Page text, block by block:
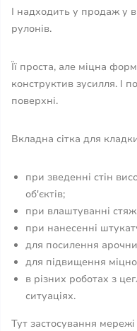
І надходить у продаж у
рулонів.
Її проста, але міцна
конструктив зусилля. І
поверхні.
Вкладна сітка для
при зведенні стін
об'єктів;
при влаштуванні
при нанесенні
для посилення
для підвищення
в різних роботах з
ситуаціях.
Тут застосування